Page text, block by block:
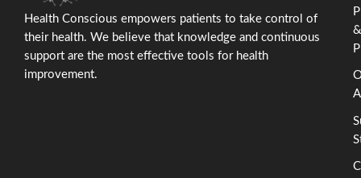
Health Conscious empowers patients to take control of
their health. We believe that knowledge and continuous
support are the most effective tools for health
improvement.
&